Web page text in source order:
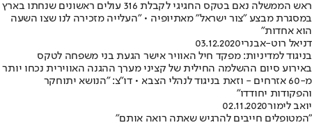
ראש הממשלה נאם בטקס החגיגי לקבלת 316 עולים ראשונים שנחתו בארץ
במסגרת מבצע "צור ישראל" מאתיופיה • "העלייה מזכירה לנו שצו השעה
הוא אחדות"
דניאל רוט-אבנרי03.12.2020
בניגוד למדיניות: מפקד חיל האוויר אישר הגעת בני משפחה לטקס
באירוע סיום ההשלמה החילית של קציני מערך ההגנה האווירית נכחו יותר
מ-60 אזרחים - וזאת בניגוד לנהלי הצבא • דו"צ: "הנושא יתוחקר
והפקודות יחודדו"
יואב לימור02.11.2020
"המטופלים חייבים להרגיש שאתה רואה אותם"